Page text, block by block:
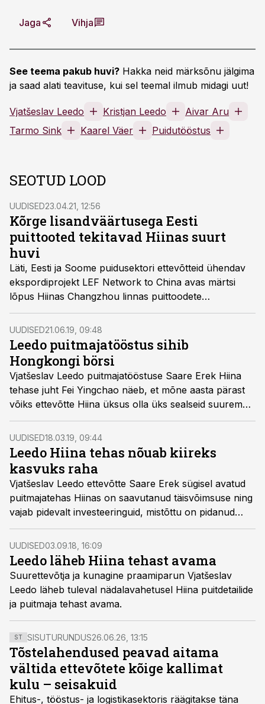
Jaga Vihja
See teema pakub huvi? Hakka neid märksõnu jälgima
ja saad alati teavituse, kui sel teemal ilmub midagi uut!
Vjatšeslav Leedo Kristjan Leedo
Aivar Aru
Tarmo Sink
Kaarel Väer Puidutööstus
SEOTUD LOOD
UUDISED23.04.21, 12:56
Kõrge lisandväärtusega Eesti
puittooted tekitavad Hiinas suurt
huvi
Läti, Eesti ja Soome puidusektori ettevõtteid ühendav
ekspordiprojekt LEF Network to China avas märtsi
lõpus Hiinas Changzhou linnas puittoodete
näituseruumi. Puitehitusele keskenduvas showroom'is
tutvustatakse nii puitmajade, puidust saunade,
puitmööbli, puidust interjööri kui -eksterjööri tellimise
võimalusi Eestist, teatas puitmajaliit.
UUDISED21.06.19, 09:48
Leedo puitmajatööstus sihib
Hongkongi börsi
Vjatšeslav Leedo puitmajatööstuse Saare Erek Hiina
tehase juht Fei Yingchao näeb, et mõne aasta pärast
võiks ettevõtte Hiina üksus olla üks sealseid suuremaid
puitmajatootjaid ning minna Hongkongi börsile.
UUDISED18.03.19, 09:44
Leedo Hiina tehas nõuab kiireks
kasvuks raha
Vjatšeslav Leedo ettevõtte Saare Erek sügisel avatud
puitmajatehas Hiinas on saavutanud täisvõimsuse ning
vajab pidevalt investeeringuid, mistõttu on pidanud
firma Eestis ka maksud ajatama.
UUDISED03.09.18, 16:09
Leedo läheb Hiina tehast avama
Suurettevõtja ja kunagine praamiparun Vjatšeslav
Leedo läheb tuleval nädalavahetusel Hiina puitdetailide
ja puitmaja tehast avama.
ST SISUTURUNDUS26.06.26, 13:15
Tõstelahendused peavad aitama
vältida ettevõtete kõige kallimat
kulu – seisakuid
Ehitus-, tööstus- ja logistikasektoris räägitakse täna